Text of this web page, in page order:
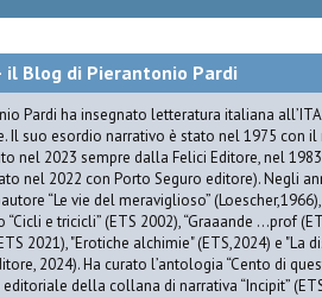
il Blog di Pierantonio Pardi
Pardi ha insegnato letteratura italiana
Il suo esordio narrativo è stato nel 1975 con il
nel 2023 sempre dalla Felici Editore, nel
nel 2022 con Porto Seguro editore). Negli
“Le vie del meraviglioso”
“Cicli e tricicli” (ETS 2002), “Graaande …prof
2021), "Erotiche alchimie" (ETS,2024) e "La
2024). Ha curato l’antologia “Cento di
della collana di narrativa “Incipit”